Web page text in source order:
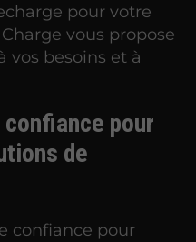
pour votre
vous propose
vos besoins et à
pour
de
confiance pour